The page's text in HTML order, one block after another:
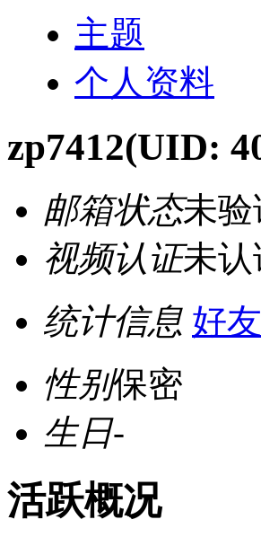
主题
个人资料
zp7412(UID:
邮箱状态未验
视频认证未认
统计信息 好
性别保密
生日-
活跃概况